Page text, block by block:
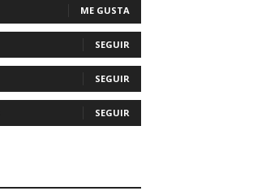
ME GUSTA
SEGUIR
SEGUIR
SEGUIR